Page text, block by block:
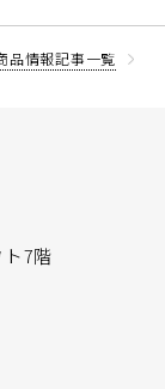
品情報記事一覧
7階